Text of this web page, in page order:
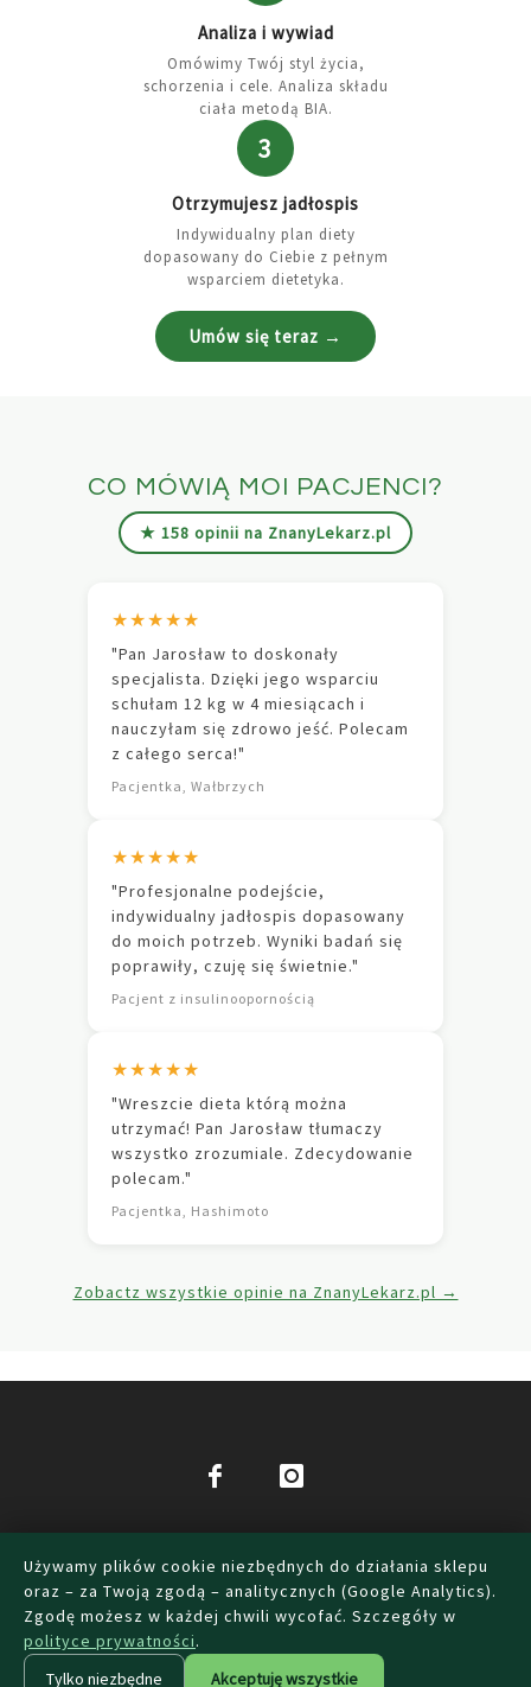
Analiza i wywiad
Omówimy Twój styl życia,
schorzenia i cele. Analiza składu
ciała metodą BIA.
3
Otrzymujesz jadłospis
Indywidualny plan diety
dopasowany do Ciebie z pełnym
wsparciem dietetyka.
Umów się teraz →
CO MÓWIĄ MOI PACJENCI?
★ 158 opinii na ZnanyLekarz.pl
★★★★★
"Pan Jarosław to doskonały
specjalista. Dzięki jego wsparciu
schułam 12 kg w 4 miesiącach i
nauczyłam się zdrowo jeść. Polecam
z całego serca!"
Pacjentka, Wałbrzych
★★★★★
"Profesjonalne podejście,
indywidualny jadłospis dopasowany
do moich potrzeb. Wyniki badań się
poprawiły, czuję się świetnie."
Pacjent z insulinoopornością
★★★★★
"Wreszcie dieta którą można
utrzymać! Pan Jarosław tłumaczy
wszystko zrozumiale. Zdecydowanie
polecam."
Pacjentka, Hashimoto
Zobactz wszystkie opinie na ZnanyLekarz.pl →
DIETETYK WAŁBRZYCH FAQ
POLITYKA
PRYWATNOŚCI
REGULAMIN
USTAWIENIA COOKIES
WARUNKI UŻYTKOWANIA
KONTAKT
ZAPISZ SIĘ DO NEWSLETTERA I ODBIERZ KOD
(-10% NA PIERWSZE ZAMÓWIENIE)
Używamy plików cookie niezbędnych do działania sklepu
oraz – za Twoją zgodą – analitycznych (Google Analytics).
Zgodę możesz w każdej chwili wycofać. Szczegóły w
polityce prywatności.
Tylko niezbędne
Akceptuję wszystkie
Umów konsultację dietetyczną —
Umów się